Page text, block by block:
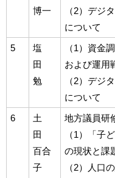
博一
（2）デジ
について
5
塩
田
勉
（1）資金
および運用
（2）デジ
について
6
土
田
百合
子
地方議員研
（1）「子
の現状と課
（2）人口